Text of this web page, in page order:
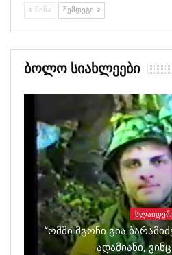
ᲬᲘᲜᲐ ᲨᲔᲛᲓᲔᲒᲘ
Ბოლო Სიახლეები
“ომში Მგონი Გია
Ადამიანი,